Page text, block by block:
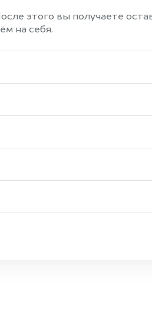
этого вы получаете
на себя.